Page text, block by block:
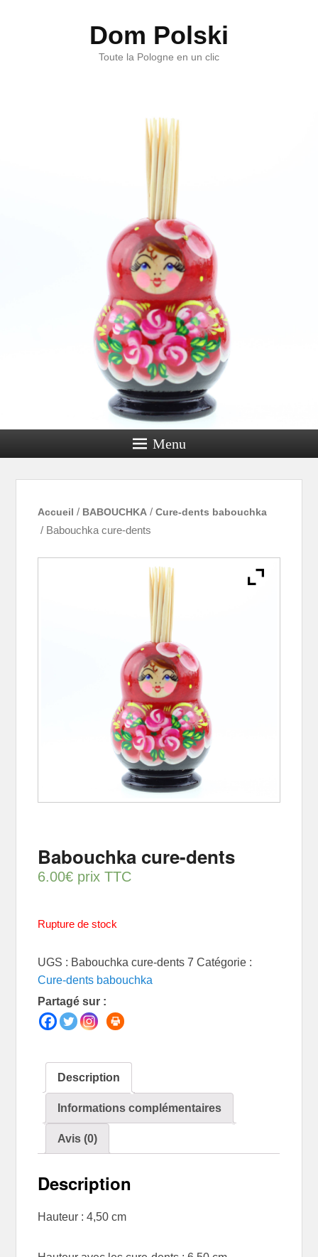
Dom Polski
Toute la Pologne en un clic
Menu
Accueil / BABOUCHKA /Cure-dents babouchka
/ Babouchka cure-dents
Babouchka cure-dents
6.00€ prix TTC
Rupture de stock
UGS : Babouchka cure-dents 7 Catégorie :
Cure-dents babouchka
Partagé sur :
Description
Informations complémentaires
Avis (0)
Description
Hauteur : 4,50 cm